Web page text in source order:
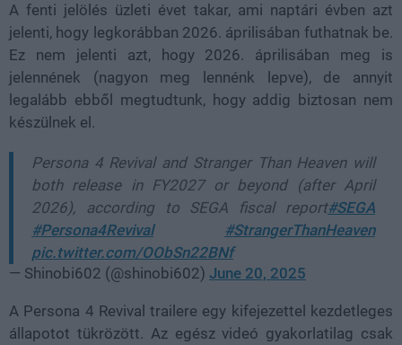
A fenti jelölés üzleti évet takar, ami naptári évben azt
jelenti, hogy legkorábban 2026. áprilisában futhatnak be.
Ez nem jelenti azt, hogy 2026. áprilisában meg is
jelennének (nagyon meg lennénk lepve), de annyit
legalább ebből megtudtunk, hogy addig biztosan nem
készülnek el.
Persona 4 Revival and Stranger Than Heaven will
both release in FY2027 or beyond (after April
2026), according to SEGA fiscal report#SEGA
#Persona4Revival
#StrangerThanHeaven
pic.twitter.com/OObSn22BNf
— Shinobi602 (@shinobi602) June 20, 2025
A Persona 4 Revival trailere egy kifejezettel kezdetleges
állapotot tükrözött. Az egész videó gyakorlatilag csak